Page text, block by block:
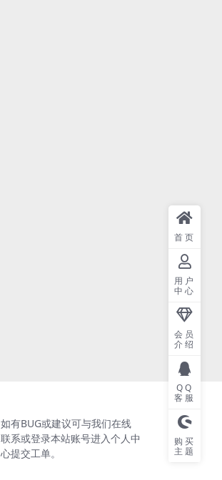
如有BUG或建议可与我们在线
联系或登录本站账号进入个人中
心提交工单。
首页
用户
中心
会员
介绍
QQ
客服
购买
主题